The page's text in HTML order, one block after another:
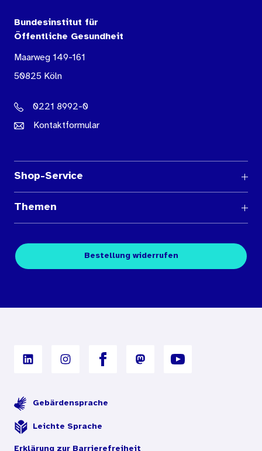
Bundesinstitut für
Öffentliche Gesundheit
Maarweg 149-161
50825 Köln
0221 8992-0
Kontaktformular
Shop-Service
Medienübersichten
Kontakt
Themen
Fachpublikationen
Digitales Archiv
Bestellung widerrufen
Gebärdensprache
Leichte Sprache
Erklärung zur Barrierefreiheit